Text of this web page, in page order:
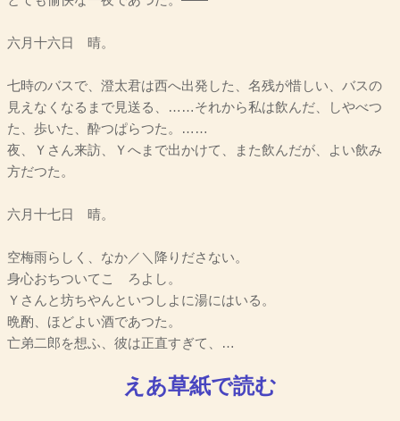
六月十六日 晴。
七時のバスで、澄太君は西へ出発した、名残が惜しい、バスの
見えなくなるまで見送る、……それから私は飲んだ、しやべつ
た、歩いた、酔つぱらつた。……
夜、Ｙさん来訪、Ｙへまで出かけて、また飲んだが、よい飲み
方だつた。
六月十七日 晴。
空梅雨らしく、なか／＼降りださない。
身心おちついてこゝろよし。
Ｙさんと坊ちやんといつしよに湯にはいる。
晩酌、ほどよい酒であつた。
亡弟二郎を想ふ、彼は正直すぎて、…
えあ草紙で読む